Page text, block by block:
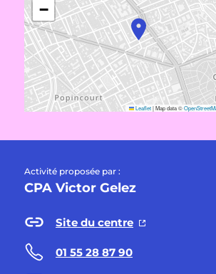
−
Leaflet|Map data ©
Activité proposée par :
CPA Victor Gelez
Site du centre
01 55 28 87 90